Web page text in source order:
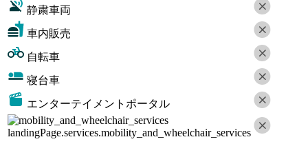
静粛車両
車内販売
自転車
寝台車
エンターテイメントポータル
landingPage.services.mobility_and_wheelchair_services